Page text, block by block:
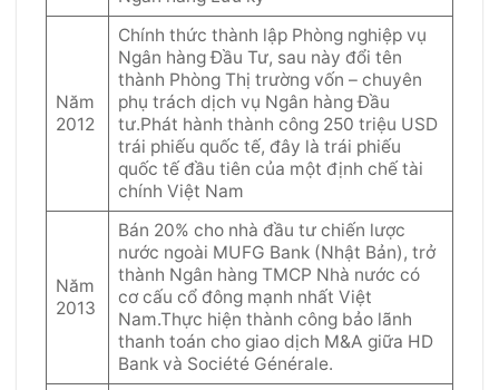
Năm
2012
Chính thức thành lập Phòng nghiệp vụ
Ngân hàng Đầu Tư, sau này đổi tên
thành Phòng Thị trường vốn – chuyên
phụ trách dịch vụ Ngân hàng Đầu
tư.Phát hành thành công 250 triệu USD
trái phiếu quốc tế, đây là trái phiếu
quốc tế đầu tiên của một định chế tài
chính Việt Nam
Năm
2013
Bán 20% cho nhà đầu tư chiến lược
nước ngoài MUFG Bank (Nhật Bản), trở
thành Ngân hàng TMCP Nhà nước có
cơ cấu cổ đông mạnh nhất Việt
Nam.Thực hiện thành công bảo lãnh
thanh toán cho giao dịch M&A giữa HD
Bank và Société Générale.